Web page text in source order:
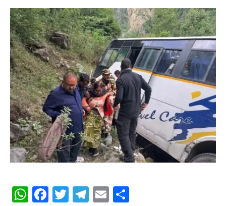
WhatsApp
Facebook
Twitter
Telegram
Email